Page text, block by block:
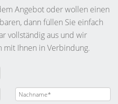
Angebot oder wollen einen
dann füllen Sie einfach
vollständig aus und wir
mit Ihnen in Verbindung.